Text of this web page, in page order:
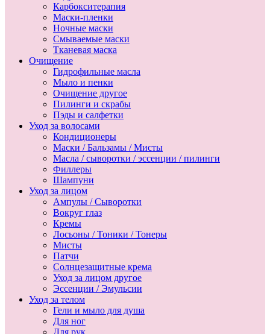
Карбокситерапия
Маски-пленки
Ночные маски
Смываемые маски
Тканевая маска
Очищение
Гидрофильные масла
Мыло и пенки
Очищение другое
Пилинги и скрабы
Пэды и салфетки
Уход за волосами
Кондиционеры
Маски / Бальзамы / Мисты
Масла / сыворотки / эссенции / пилинги
Филлеры
Шампуни
Уход за лицом
Ампулы / Сыворотки
Вокруг глаз
Кремы
Лосьоны / Тоники / Тонеры
Мисты
Патчи
Солнцезащитные крема
Уход за лицом другое
Эссенции / Эмульсии
Уход за телом
Гели и мыло для душа
Для ног
Для рук